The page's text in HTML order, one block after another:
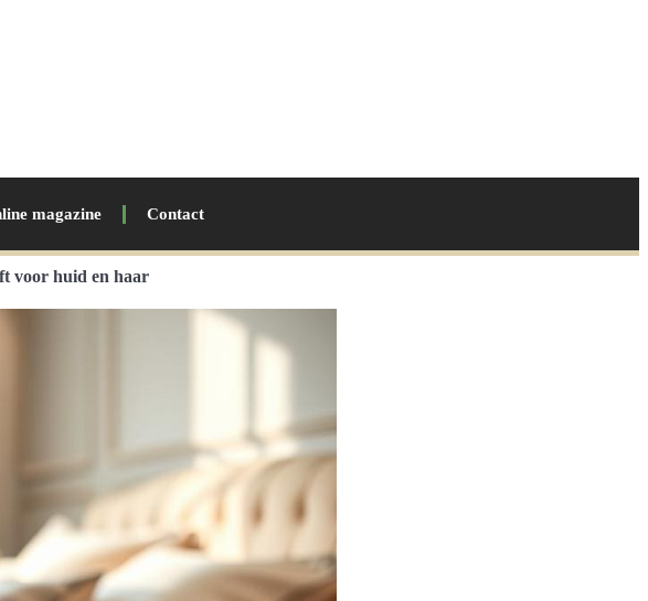
magazine Contact
voor huid en haar